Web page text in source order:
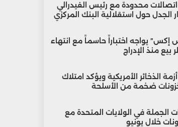
محدودة مع رئيس الفيدرالي
الجدل حول استقلالية البنك المركزي
يواجه اختباراً حاسماً مع انتهاء
بيع منذ الإدراج
الذخائر الأمريكية ويؤكد امتلاك
ضخمة من الأسلحة
الجملة في الولايات المتحدة مع
خلال يونيو